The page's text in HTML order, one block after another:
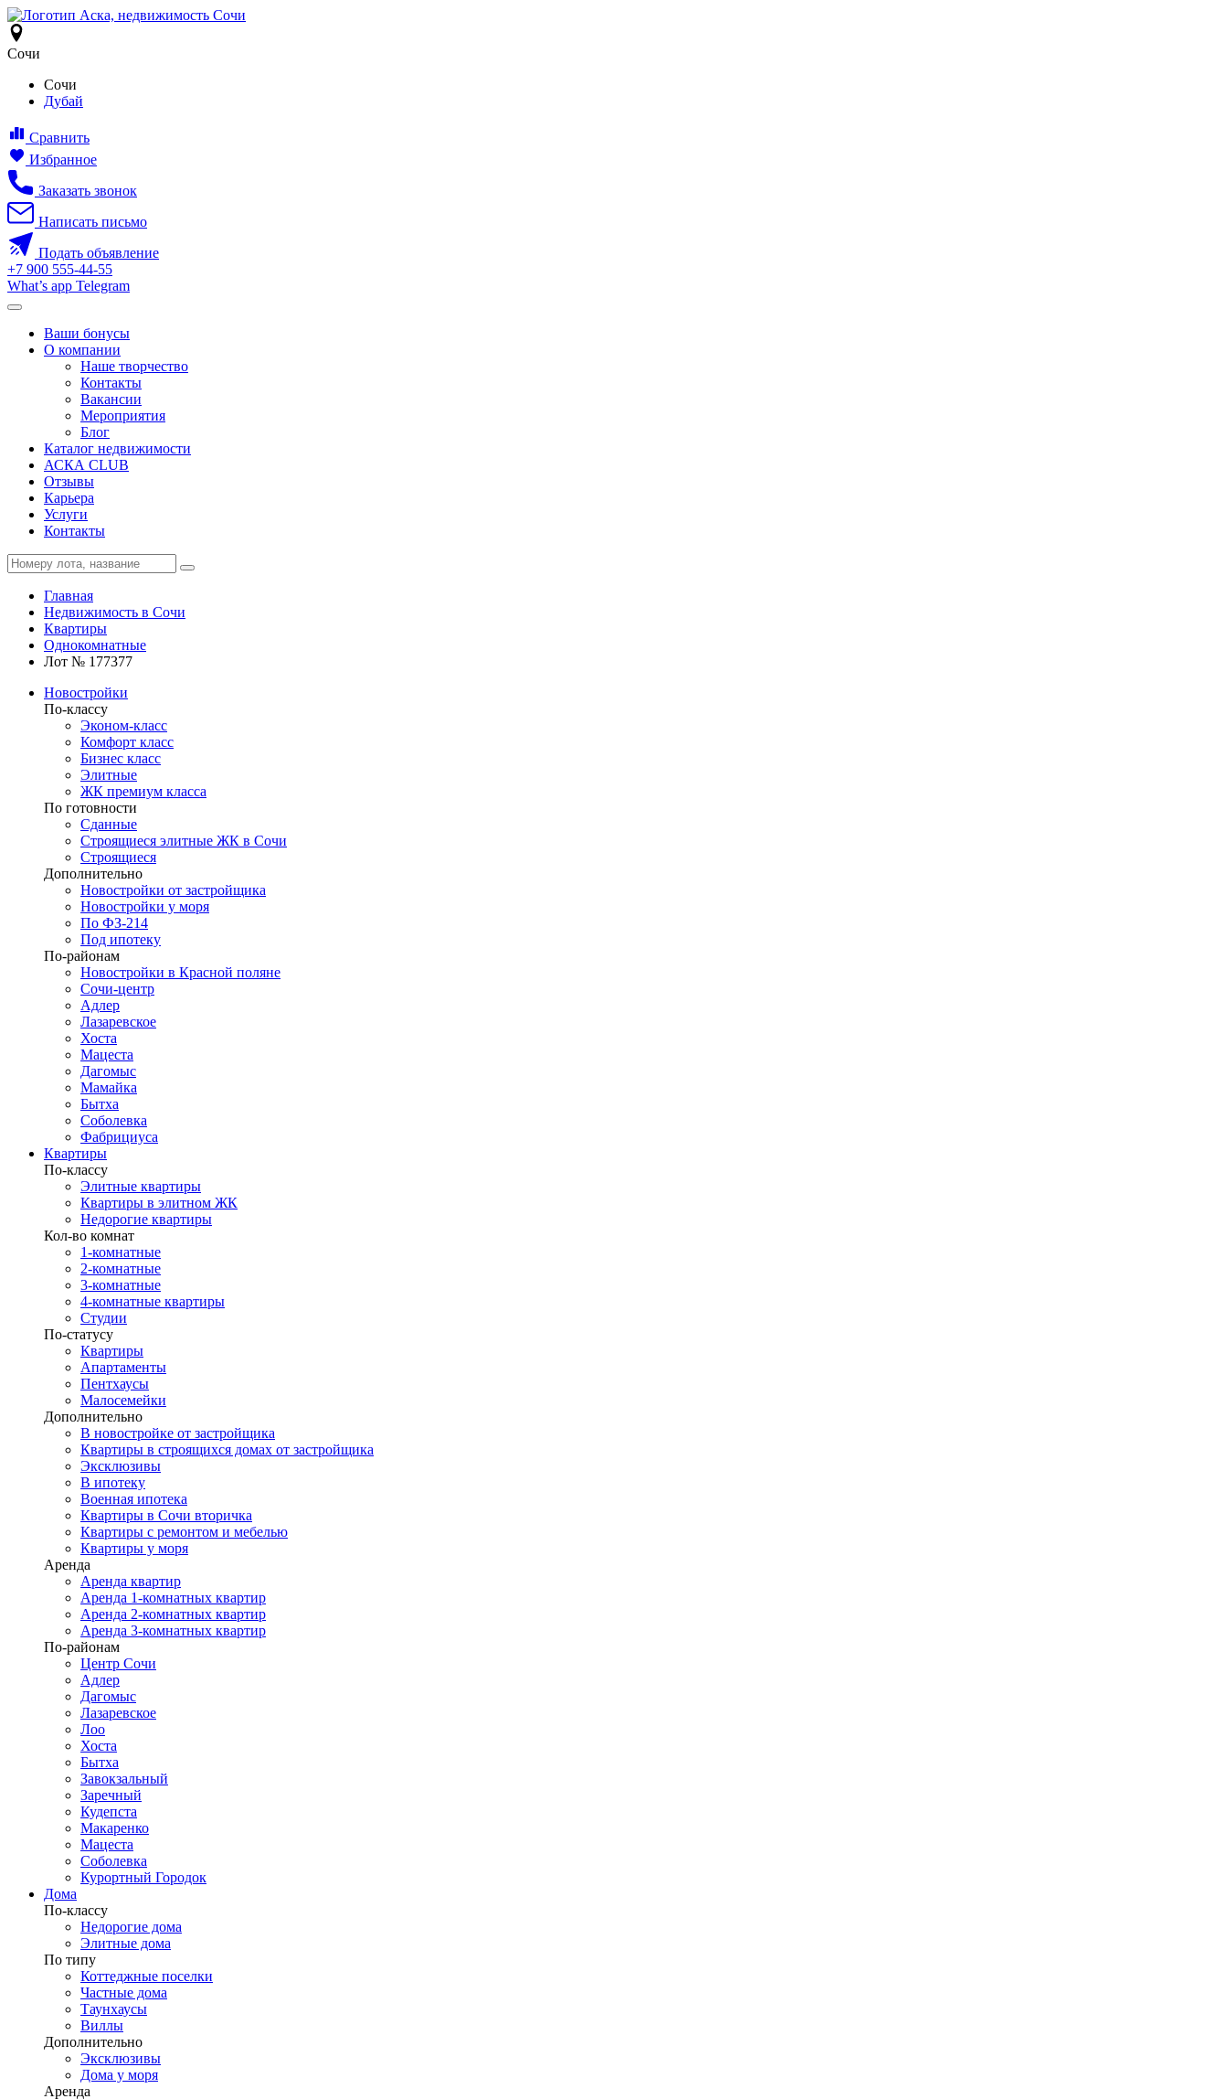
Сочи
Сочи
Дубай
Сравнить
Избранное
Заказать звонок
Написать письмо
Подать объявление
+7 900 555-44-55
What’s app Telegram
Ваши бонусы
О компании
Наше творчество
Контакты
Вакансии
Мероприятия
Блог
Каталог недвижимости
АСКА CLUB
Отзывы
Карьера
Услуги
Контакты
Главная
Недвижимость в Сочи
Квартиры
Однокомнатные
Лот № 177377
Новостройки
По-классу
Эконом-класс
Комфорт класс
Бизнес класс
Элитные
ЖК премиум класса
По готовности
Сданные
Строящиеся элитные ЖК в Сочи
Строящиеся
Дополнительно
Новостройки от застройщика
Новостройки у моря
По ФЗ-214
Под ипотеку
По-районам
Новостройки в Красной поляне
Сочи-центр
Адлер
Лазаревское
Хоста
Мацеста
Дагомыс
Мамайка
Бытха
Соболевка
Фабрициуса
Квартиры
По-классу
Элитные квартиры
Квартиры в элитном ЖК
Недорогие квартиры
Кол-во комнат
1-комнатные
2-комнатные
3-комнатные
4-комнатные квартиры
Студии
По-статусу
Квартиры
Апартаменты
Пентхаусы
Малосемейки
Дополнительно
В новостройке от застройщика
Квартиры в строящихся домах от застройщика
Эксклюзивы
В ипотеку
Военная ипотека
Квартиры в Сочи вторичка
Квартиры с ремонтом и мебелью
Квартиры у моря
Аренда
Аренда квартир
Аренда 1-комнатных квартир
Аренда 2-комнатных квартир
Аренда 3-комнатных квартир
По-районам
Центр Сочи
Адлер
Дагомыс
Лазаревское
Лоо
Хоста
Бытха
Завокзальный
Заречный
Кудепста
Макаренко
Мацеста
Соболевка
Курортный Городок
Дома
По-классу
Недорогие дома
Элитные дома
По типу
Коттеджные поселки
Частные дома
Таунхаусы
Виллы
Дополнительно
Эксклюзивы
Дома у моря
Аренда